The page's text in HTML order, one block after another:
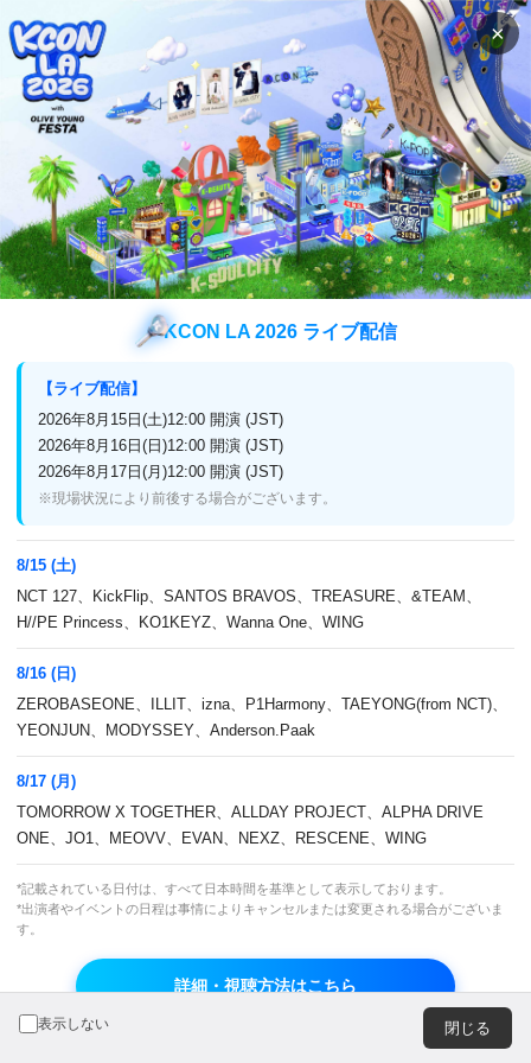
検索 視聴方法
検索 JAYの検索結果
JAY 検索結果
企業情報
プライバシーポリシー
JASRAC 許諾番号
9013278002Y45037
X000470B01L
© CJ ENM Japan Inc. All Rights Reserved.
よりよいエクスペリエンスを提供するため、当ウェブサイト
Cookie の使用を承諾したものとみなされます。詳細につい
てはプライバシーポリシーをご覧ください。
OK
×
KCON LA 2026 ライブ配信
【ライブ配信】
2026年8月15日(土)12:00 開演 (JST)
2026年8月16日(日)12:00 開演 (JST)
2026年8月17日(月)12:00 開演 (JST)
※現場状況により前後する場合がございます。
8/15 (土)
NCT 127、KickFlip、SANTOS BRAVOS、TREASURE、&TEAM、
H//PE Princess、KO1KEYZ、Wanna One、WING
8/16 (日)
ZEROBASEONE、ILLIT、izna、P1Harmony、TAEYONG(from NCT)、
YEONJUN、MODYSSEY、Anderson.Paak
8/17 (月)
TOMORROW X TOGETHER、ALLDAY PROJECT、ALPHA DRIVE
ONE、JO1、MEOVV、EVAN、NEXZ、RESCENE、WING
*記載されている日付は、すべて日本時間を基準として表示しております。
*出演者やイベントの日程は事情によりキャンセルまたは変更される場合がございま
す。
詳細・視聴方法はこちら
表示しない 閉じる